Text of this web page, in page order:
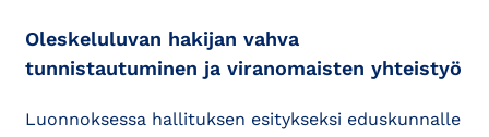
Oleskeluluvan hakijan vahva
tunnistautuminen ja viranomaisten yhteistyö
Luonnoksessa hallituksen esitykseksi eduskunnalle